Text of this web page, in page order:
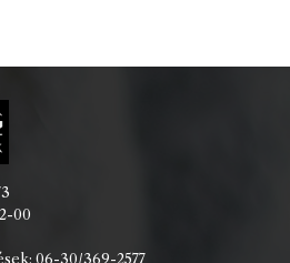
00
06-30/369-2577